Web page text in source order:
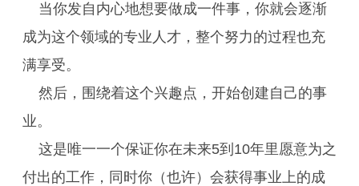
当你发自内心地想要做成一件事，你就会逐渐
成为这个领域的专业人才，整个努力的过程也充
满享受。
然后，围绕着这个兴趣点，开始创建自己的事
业。
这是唯一一个保证你在未来5到10年里愿意为之
付出的工作，同时你（也许）会获得事业上的成